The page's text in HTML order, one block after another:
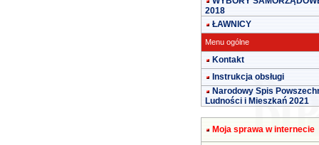
2018
ŁAWNICY
Menu ogólne
Kontakt
Instrukcja obsługi
Narodowy Spis
Ludności i Mieszkań 2021
Moja sprawa w internecie